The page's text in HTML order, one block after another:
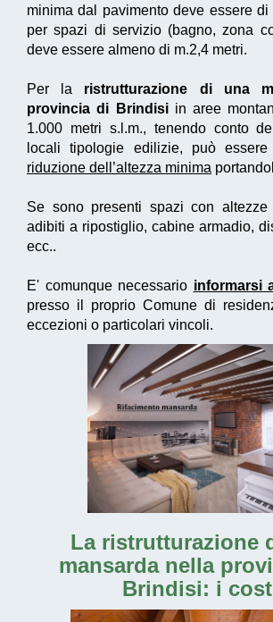
minima dal pavimento deve essere di
per spazi di servizio (bagno, zona
deve essere almeno di m.2,4 metri.
Per la ristrutturazione di una
provincia di Brindisiin aree
1.000 metri s.l.m., tenendo conto
locali tipologie edilizie, può essere
riduzione dell’altezza minima
Se sono presenti spazi con altezze
adibiti a ripostiglio, cabine armadio,
ecc..
E' comunque necessario informarsi
presso il proprio Comune di
eccezioni o particolari vincoli.
La ristrutturazione
mansarda nella
Brindisi: i